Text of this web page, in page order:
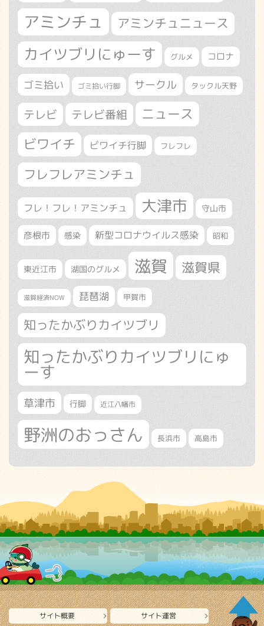
アミンチュ アミンチュニュース
カイツブリにゅーす グルメ コロナ
ゴミ拾い ゴミ拾い行脚 サークル タックル天野
テレビ テレビ番組 ニュース
ビワイチ ビワイチ行脚 フレフレ
フレフレアミンチュ
フレ！フレ！アミンチュ 大津市 守山市
彦根市 感染 新型コロナウイルス感染 昭和
東近江市 湖国のグルメ 滋賀 滋賀県
滋賀経済NOW 琵琶湖 甲賀市
知ったかぶりカイツブリ
知ったかぶりカイツブリにゅ
ーす
草津市 行脚 近江八幡市
野洲のおっさん 長浜市 高島市
サイト概要 サイト運営